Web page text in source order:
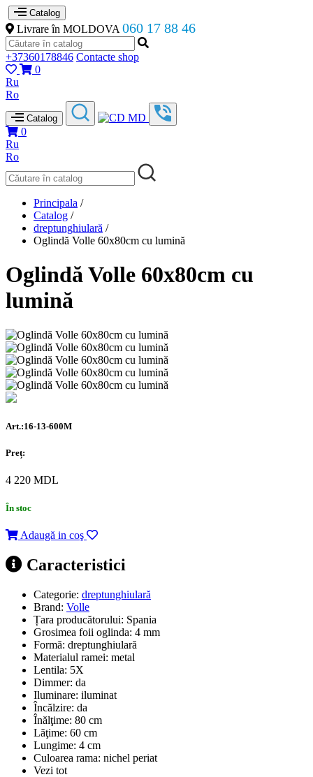
Catalog
Livrare în MOLDOVA 060 17 88 46
+37360178846 Contacte shop
0
Ru
Ro
Catalog
0
Ru
Ro
Principala /
Catalog /
dreptunghiulară /
Oglindă Volle 60x80cm cu lumină
Oglindă Volle 60x80cm cu
lumină
Art.:16-13-600M
Preț:
4 220 MDL
În stoc
Adaugă in coş
Caracteristici
Categorie: dreptunghiulară
Brand: Volle
Țara producătorului: Spania
Grosimea foii oglinda: 4 mm
Formă: dreptunghiulară
Materialul ramei: metal
Lentila: 5X
Dimmer: da
Iluminare: iluminat
Încălzire: da
Înălţime: 80 cm
Lăţime: 60 cm
Lungime: 4 cm
Culoarea rama: nichel periat
Vezi tot